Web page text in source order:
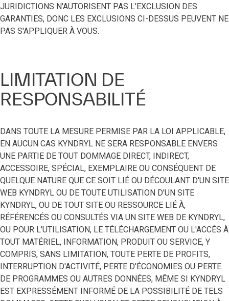
JURIDICTIONS N'AUTORISENT PAS L'EXCLUSION DES
GARANTIES, DONC LES EXCLUSIONS CI-DESSUS PEUVENT NE
PAS S'APPLIQUER À VOUS.
LIMITATION DE
RESPONSABILITÉ
DANS TOUTE LA MESURE PERMISE PAR LA LOI APPLICABLE,
EN AUCUN CAS KYNDRYL NE SERA RESPONSABLE ENVERS
UNE PARTIE DE TOUT DOMMAGE DIRECT, INDIRECT,
ACCESSOIRE, SPÉCIAL, EXEMPLAIRE OU CONSÉQUENT DE
QUELQUE NATURE QUE CE SOIT LIÉ OU DÉCOULANT D'UN SITE
WEB KYNDRYL OU DE TOUTE UTILISATION D'UN SITE
KYNDRYL, OU DE TOUT SITE OU RESSOURCE LIÉ À,
RÉFÉRENCÉS OU CONSULTÉS VIA UN SITE WEB DE KYNDRYL,
OU POUR L'UTILISATION, LE TÉLÉCHARGEMENT OU L'ACCÈS À
TOUT MATÉRIEL, INFORMATION, PRODUIT OU SERVICE, Y
COMPRIS, SANS LIMITATION, TOUTE PERTE DE PROFITS,
INTERRUPTION D'ACTIVITÉ, PERTE D'ÉCONOMIES OU PERTE
DE PROGRAMMES OU AUTRES DONNÉES, MÊME SI KYNDRYL
EST EXPRESSÉMENT INFORMÉ DE LA POSSIBILITÉ DE TELS